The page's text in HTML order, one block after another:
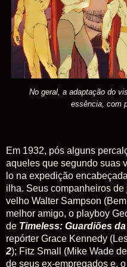
No geral, a adaptação do
essência, com
Em 1932, pós alguns
aqueles que segundo suas
lo na expedição
ilha. Seus companheiros
velho Walter Sampson
melhor amigo, o playboy
de Timeless: Guardiões
repórter Grace Kennedy
2); Fitz Small (Mike Wade de
de seus ex-empregados e,